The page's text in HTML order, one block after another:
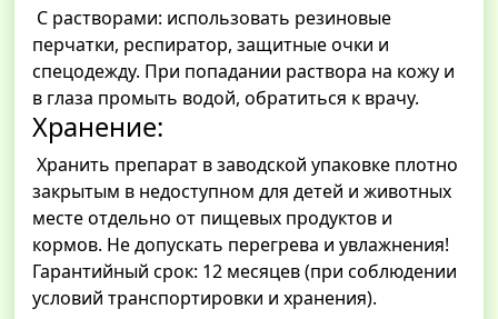
С растворами: использовать резиновые
перчатки, респиратор, защитные очки и
спецодежду. При попадании раствора на кожу и
в глаза промыть водой, обратиться к врачу.
Хранение:
Хранить препарат в заводской упаковке плотно
закрытым в недоступном для детей и животных
месте отдельно от пищевых продуктов и
кормов. Не допускать перегрева и увлажнения!
Гарантийный срок: 12 месяцев (при соблюдении
условий транспортировки и хранения).